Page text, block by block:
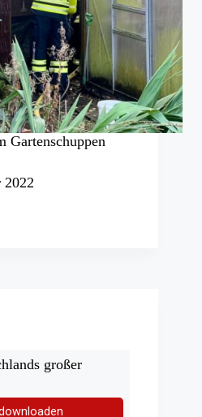
Gartenschuppen
2022
großer